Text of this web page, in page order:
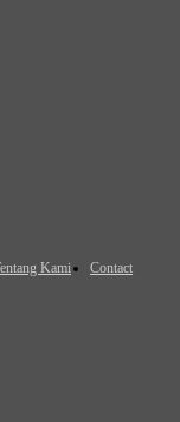
Kami Contact